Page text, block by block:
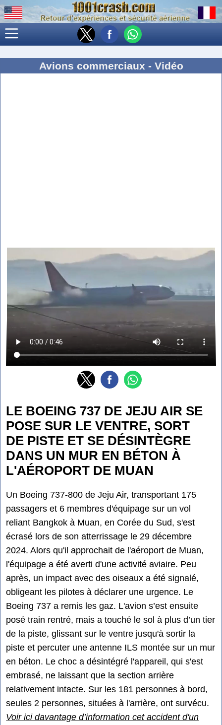
Avions commerciaux - Vidéo
LE BOEING 737 DE JEJU AIR SE
POSE SUR LE VENTRE, SORT
DE PISTE ET SE DÉSINTÈGRE
DANS UN MUR EN BÉTON À
L'AÉROPORT DE MUAN
Un Boeing 737-800 de Jeju Air, transportant 175
passagers et 6 membres d'équipage sur un vol
reliant Bangkok à Muan, en Corée du Sud, s'est
écrasé lors de son atterrissage le 29 décembre
2024. Alors qu'il approchait de l'aéroport de Muan,
l'équipage a été averti d'une activité aviaire. Peu
après, un impact avec des oiseaux a été signalé,
obligeant les pilotes à déclarer une urgence. Le
Boeing 737 a remis les gaz. L'avion s’est ensuite
posé train rentré, mais a touché le sol à plus d’un tier
de la piste, glissant sur le ventre jusqu'à sortir la
piste et percuter une antenne ILS montée sur un mur
en béton. Le choc a désintégré l'appareil, qui s'est
embrasé, ne laissant que la section arrière
relativement intacte. Sur les 181 personnes à bord,
seules 2 personnes, situées à l'arrière, ont survécu.
Voir ici davantage d’information cet accident d'un